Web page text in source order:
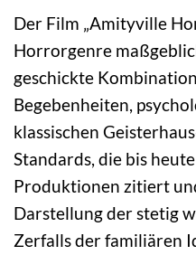
Der Film „Amityville
Horrorgenre
geschickte
Begebenheiten,
klassischen
Standards, die bis
Produktionen zitiert
Darstellung der stetig
Zerfalls der familiären